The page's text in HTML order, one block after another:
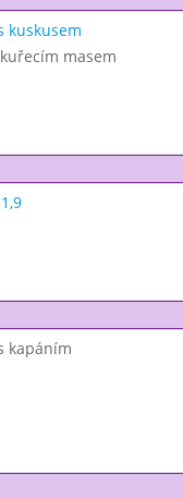
kuskusem
masem
kapáním